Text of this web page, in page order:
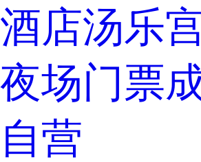
酒店汤乐
夜场门票
自营